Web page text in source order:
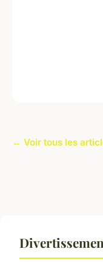
← Voir tous les